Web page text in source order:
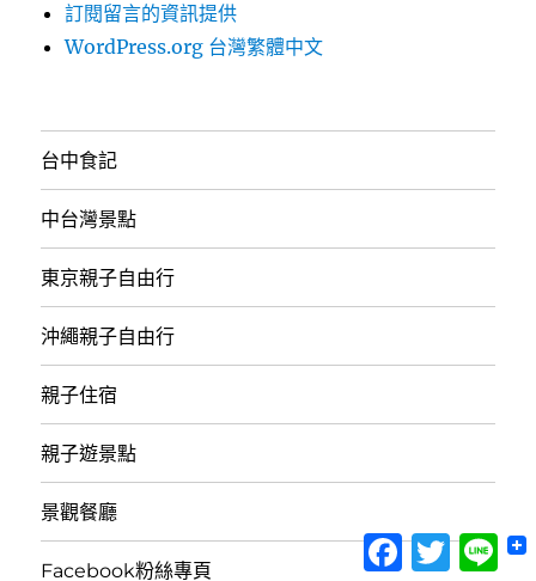
訂閱留言的資訊提供
WordPress.org 台灣繁體中文
台中食記
中台灣景點
東京親子自由行
沖繩親子自由行
親子住宿
親子遊景點
景觀餐廳
Facebook粉絲專頁
Facebook
Twitter